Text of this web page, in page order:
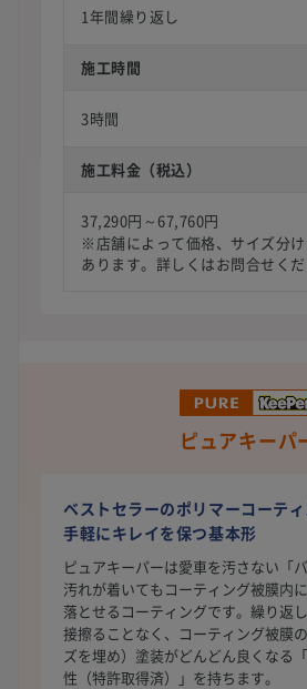
1年間繰り返し
施工時間
3時間
施工料金（税込）
37,290円～67,760円
※店舗によって価格、サイズ分
あります。詳しくはお問合せくだ
ピュアキーパ
ベストセラーのポリマーコーテ
手軽にキレイを保つ基本形
ピュアキーパーは愛車を汚さない「
汚れが着いてもコーティング被膜内
落とせるコーティングです。繰り返
接擦ることなく、コーティング被膜
ズを埋め）塗装がどんどん良くなる
性（特許取得済）」を持ちます。